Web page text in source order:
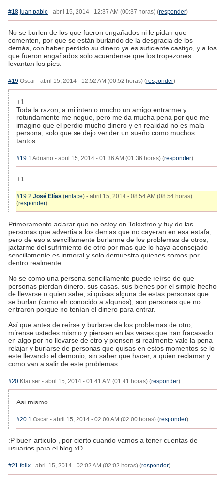
#18 juan pablo - abril 15, 2014 - 12:37 AM (00:37 horas) (responder)
No se burlen de los que fueron engañados ni le pidan que
comenten, por que se están burlando de la desgracia de los
demás, con haber perdido su dinero ya es suficiente castigo, y a los
que fueron engañados solo acuérdense que los tropezones
levantan los pies.
#19 Oscar - abril 15, 2014 - 12:52 AM (00:52 horas) (responder)
+1
Toda la razon, a mi intento mucho un amigo entrarme y
rotundamente me negue, pero me da mucha pena por que me
imagino que el perdio mucho dinero y en realidad no es mala
persona, solo que se dejo vender un sueño como muchos
tantos.
#19.1 Adriano - abril 15, 2014 - 01:36 AM (01:36 horas) (responder)
+1
#19.2 José Elías (enlace) - abril 15, 2014 - 08:54 AM (08:54 horas)
(responder)
Primeramente aclarar que no estoy en Telexfree y fuy de las
personas que advertia a los demas que no cayeran en esa estafa,
pero de eso a sencillamente burlarme de los problemas de otros,
jactarme del sufrimiento de otro por mas que lo haya aconsejado
sencillamente es inmoral y solo demuestra quienes somos por
dentro realmente.
No se como una persona sencillamente puede reírse de que
personas pierdan dinero, sus casas, sus bienes por el simple hecho
de llevarse o quien sabe, si quisas alguna de estas personas que
se burlan (como eh conocido a algunos), son personas que no
entraron porque no tenían el dinero para entrar.
Así que antes de reírse y burlarse de los problemas de otro,
mírense ustedes mismo y piensen en las veces que han fracasado
en algo por no llevarse de otro y piensen si realmente vale la pena
relajar y burlarse de personas que quisas en estos momentos se lo
este llevando el demonio, sin saber que hacer, a quien reclamar y
como van a salir de este problemas.
#20 Klauser - abril 15, 2014 - 01:41 AM (01:41 horas) (responder)
Asi mismo
#20.1 Oscar - abril 15, 2014 - 02:00 AM (02:00 horas) (responder)
:P buen articulo , por cierto cuando vamos a tener cuentas de
usuarios para el blog xD
#21 felix - abril 15, 2014 - 02:02 AM (02:02 horas) (responder)